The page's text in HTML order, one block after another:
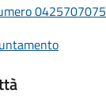
0425707075